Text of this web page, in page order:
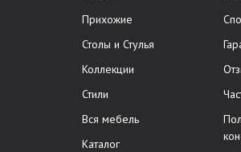
Прихожие
Столы и Стулья
Коллекции
Стили
Вся мебель
Каталог